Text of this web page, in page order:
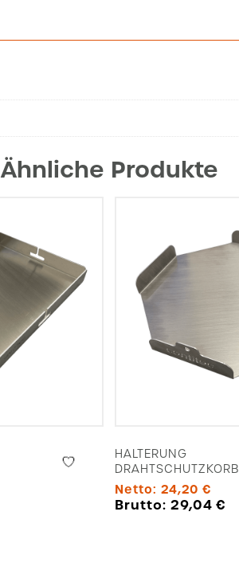
Ähnliche Produkte
HALTERUNG
DRAHTSCHUTZKORB
Netto: 24,20 €
Brutto: 29,04€